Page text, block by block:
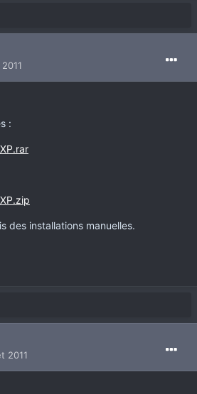
:
des installations manuelles.
2011